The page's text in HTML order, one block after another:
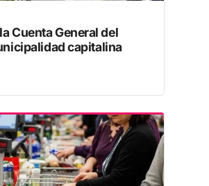
Cuenta General del
capitalina